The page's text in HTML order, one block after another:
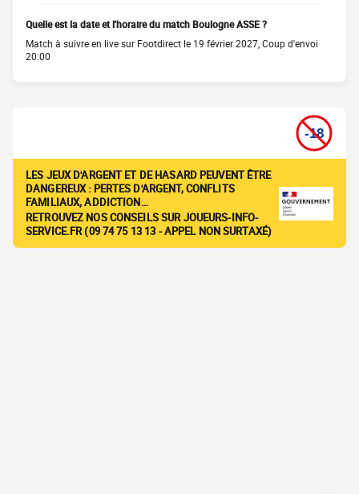
Quelle est la date et l'horaire du match Boulogne ASSE ?
Match à suivre en live sur Footdirect le 19 février 2027, Coup d'envoi
20:00
LES JEUX D'ARGENT ET DE HASARD PEUVENT ÊTRE
DANGEREUX : PERTES D'ARGENT, CONFLITS
FAMILIAUX, ADDICTION…
RETROUVEZ NOS CONSEILS SUR JOUEURS-INFO-
SERVICE.FR (09 74 75 13 13 - APPEL NON SURTAXÉ)